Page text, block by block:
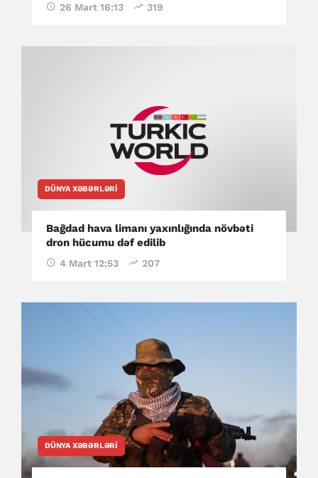
26 Mart 16:13 319
DÜNYA XƏBƏRLƏRI
Bağdad hava limanı yaxınlığında növbəti
dron hücumu dəf edilib
4 Mart 12:53 207
DÜNYA XƏBƏRLƏRI